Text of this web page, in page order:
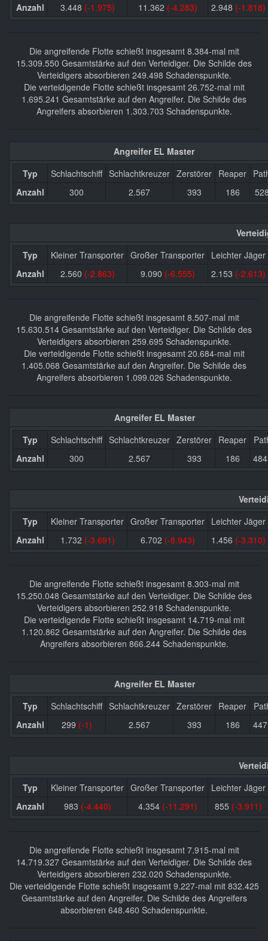
Anzahl
3.448 (-1.975) 11.362 (-4.283) 2.948 (-1.818)
Die angreifende Flotte schießt insgesamt 8.384-mal mit
15.309.550 Gesamtstärke auf den Verteidiger. Die Schilde des
Verteidigers absorbieren 249.498 Schadenspunkte.
Die verteidigende Flotte schießt insgesamt 26.752-mal mit
1.695.241 Gesamtstärke auf den Angreifer. Die Schilde des
Angreifers absorbieren 1.303.703 Schadenspunkte.
Angreifer EL Master
Typ
Schlachtschiff Schlachtkreuzer Zerstörer Reaper
Anzahl
300 2.567 393 186
Typ
Kleiner Transporter Großer Transporter Leichter Jäger
Anzahl
2.560 (-2.863) 9.090 (-6.555) 2.153 (-2.613)
Die angreifende Flotte schießt insgesamt 8.507-mal mit
15.630.514 Gesamtstärke auf den Verteidiger. Die Schilde des
Verteidigers absorbieren 259.695 Schadenspunkte.
Die verteidigende Flotte schießt insgesamt 20.684-mal mit
1.405.068 Gesamtstärke auf den Angreifer. Die Schilde des
Angreifers absorbieren 1.099.026 Schadenspunkte.
Angreifer EL Master
Typ
Schlachtschiff Schlachtkreuzer Zerstörer Reaper
Anzahl
300 2.567 393 186
Typ
Kleiner Transporter Großer Transporter Leichter Jäger
Anzahl
1.732 (-3.691) 6.702 (-8.943) 1.456 (-3.310)
Die angreifende Flotte schießt insgesamt 8.303-mal mit
15.250.048 Gesamtstärke auf den Verteidiger. Die Schilde des
Verteidigers absorbieren 252.918 Schadenspunkte.
Die verteidigende Flotte schießt insgesamt 14.719-mal mit
1.120.862 Gesamtstärke auf den Angreifer. Die Schilde des
Angreifers absorbieren 866.244 Schadenspunkte.
Angreifer EL Master
Typ
Schlachtschiff Schlachtkreuzer Zerstörer Reaper
Anzahl
299 (-1) 2.567 393 186
Typ
Kleiner Transporter Großer Transporter Leichter Jäger
Anzahl
983 (-4.440) 4.354 (-11.291) 855 (-3.911)
Die angreifende Flotte schießt insgesamt 7.915-mal mit
14.719.327 Gesamtstärke auf den Verteidiger. Die Schilde des
Verteidigers absorbieren 232.020 Schadenspunkte.
Die verteidigende Flotte schießt insgesamt 9.227-mal mit 832.425
Gesamtstärke auf den Angreifer. Die Schilde des Angreifers
absorbieren 648.460 Schadenspunkte.